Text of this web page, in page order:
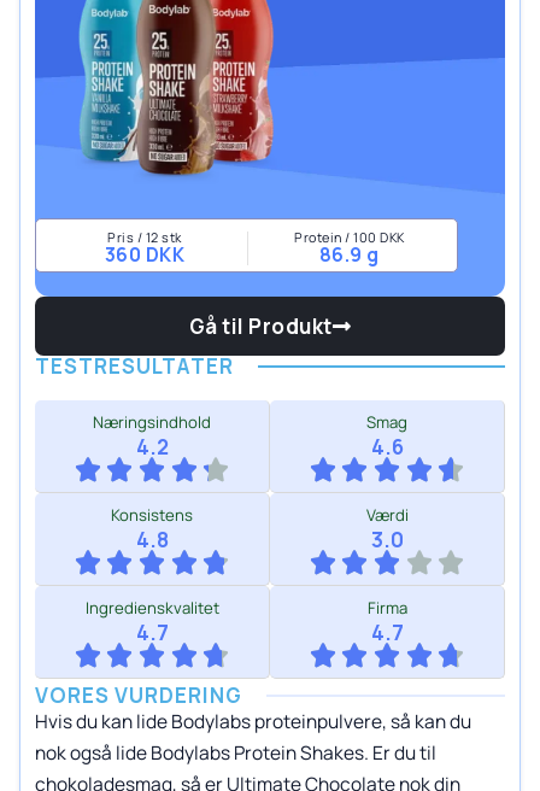
Pris / 12 stk
360 DKK
Protein / 100 DKK
86.9 g
Gå til Produkt
TESTRESULTATER
Næringsindhold
4.2
Smag
4.6
Konsistens
4.8
Værdi
3.0
Ingredienskvalitet
4.7
Firma
4.7
VORES VURDERING
Hvis du kan lide Bodylabs proteinpulvere, så kan du
nok også lide Bodylabs Protein Shakes. Er du til
chokoladesmag, så er Ultimate Chocolate nok din